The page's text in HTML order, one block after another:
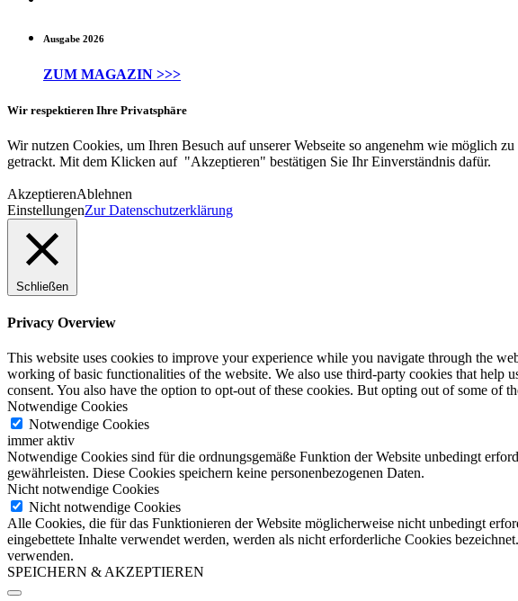
Ausgabe 2026
ZUM MAGAZIN >>>
Wir respektieren Ihre Privatsphäre
Wir nutzen Cookies, um Ihren Besuch auf unserer Webseite so angenehm wie möglich
getrackt. Mit dem Klicken auf "Akzeptieren" bestätigen Sie Ihr Einverständnis dafür.
AkzeptierenAblehnen
EinstellungenZur Datenschutzerklärung
Schließen
Privacy Overview
This website uses cookies to improve your experience while you navigate through the
working of basic functionalities of the website. We also use third-party cookies that
consent. You also have the option to opt-out of these cookies. But opting out of some of
Notwendige Cookies
Notwendige Cookies
immer aktiv
Notwendige Cookies sind für die ordnungsgemäße Funktion der Website unbedingt
gewährleisten. Diese Cookies speichern keine personenbezogenen Daten.
Nicht notwendige Cookies
Nicht notwendige Cookies
Alle Cookies, die für das Funktionieren der Website möglicherweise nicht unbedingt
eingebettete Inhalte verwendet werden, werden als nicht erforderliche Cookies
verwenden.
SPEICHERN & AKZEPTIEREN